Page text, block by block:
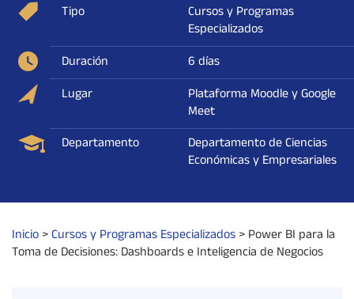
Tipo
Cursos y Programas
Especializados
Duración
6 días
Lugar
Plataforma Moodle y Google
Meet
Departamento
Departamento de Ciencias
Económicas y Empresariales
Inicio>Cursos y Programas Especializados>Power BI para la
Toma de Decisiones: Dashboards e Inteligencia de Negocios